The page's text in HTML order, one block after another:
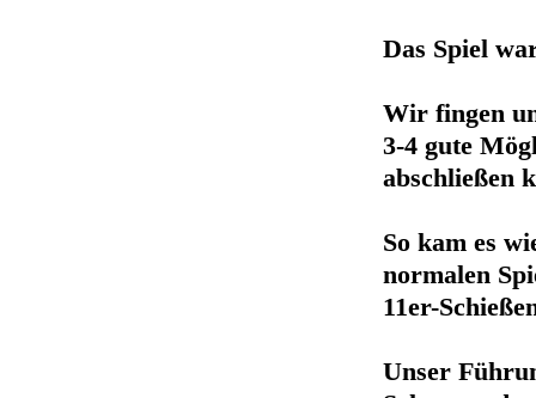
Das Spiel
Wir fingen
3-4 gute
abschließen
So kam es
normalen
11er-
Unser